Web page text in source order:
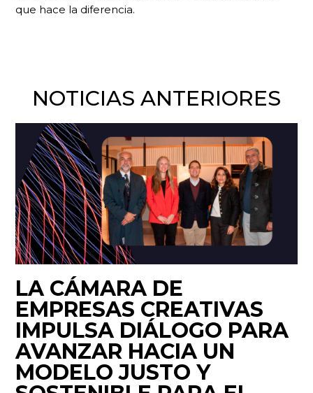
que hace la diferencia.
NOTICIAS ANTERIORES
LA CÁMARA DE
EMPRESAS CREATIVAS
IMPULSA DIÁLOGO PARA
AVANZAR HACIA UN
MODELO JUSTO Y